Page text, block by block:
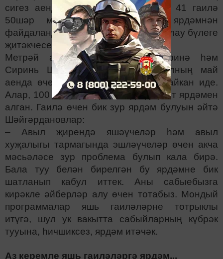
сигез аенда 5 гаилә –100әр мең, 41 гаилә
50шәр мең сум күләмендәге ярдәмнән
файдаланды, – ди район социаль яклау бүлеге
җитәкчесе Гөлнар Фәтхуллина.
Метрәй авылында яшәүче Гөлфинә һәм
Сиринь Шәйгәрдановлар узган елның май
аенда өченче сабыйларын алып кайкан иде.
Алар, 100 мең сум күләмендә дәүләт ярдәмен
алган. Гаилә өчен бик зур ярдәм булуын әйтә
Шәйгәрдановлар:
– Авыл җирендә яшәүчеләр һәм авыл
хуҗалыгы тармагында эшләүчеләр өчен акча
мәсьәләсе зур проблема булып кала бирә.
Бала туу белән бирелгән бу ярдәмне бик
шатланып кабул иттек. Аны сабыебызга
кирәкле әйберләр алу өчен тотабыз. Мондый
программалар яшь гаиләләрне тотрыклы
итүгә, шул ук вакытта сабыйларның күбрәк
тууына, һичшиксез, ярдәм итәчәк.
Аз керемле яшь гаиләләргә ярдәм...